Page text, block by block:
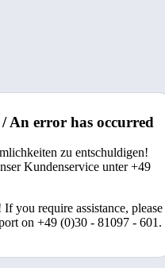
An error has occurred
zu entschuldigen!
Kundenservice unter +49
you require assistance, please
on +49 (0)30 - 81097 - 601.